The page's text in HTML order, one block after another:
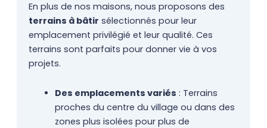
En plus de nos maisons, nous proposons des
terrains à bâtir sélectionnés pour leur
emplacement privilégié et leur qualité. Ces
terrains sont parfaits pour donner vie à vos
projets.
Des emplacements variés : Terrains
proches du centre du village ou dans des
zones plus isolées pour plus de